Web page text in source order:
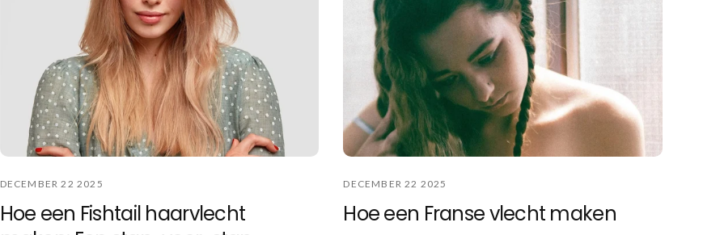
DECEMBER 22 2025
Hoe een Fishtail haarvlecht
DECEMBER 22 2025
Hoe een Franse vlecht maken